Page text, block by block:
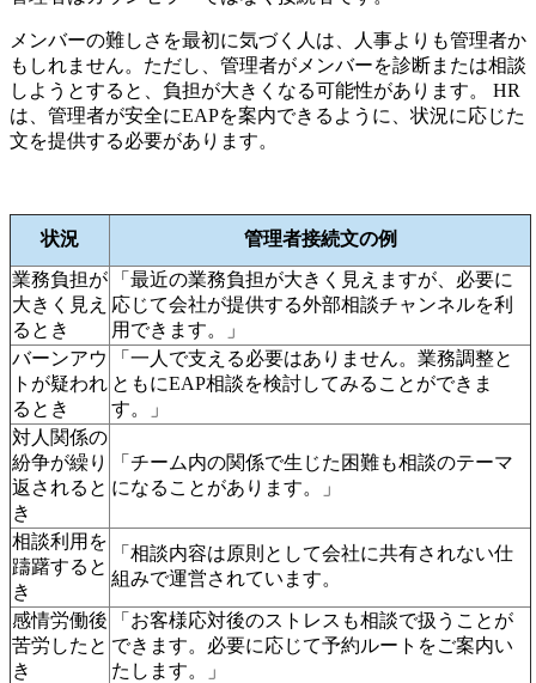
メンバーの難しさを最初に気づく人は、人事よりも管理者か
もしれません。ただし、管理者がメンバーを診断または相談
しようとすると、負担が大きくなる可能性があります。 HR
は、管理者が安全にEAPを案内できるように、状況に応じた
文を提供する必要があります。
状況
管理者接続文の例
業務負担が
大きく見え
るとき
「最近の業務負担が大きく見えますが、必要に
応じて会社が提供する外部相談チャンネルを利
用できます。」
バーンアウ
トが疑われ
るとき
「一人で支える必要はありません。業務調整と
ともにEAP相談を検討してみることができま
す。」
対人関係の
紛争が繰り
返されると
き
「チーム内の関係で生じた困難も相談のテーマ
になることがあります。」
相談利用を
躊躇すると
き
「相談内容は原則として会社に共有されない仕
組みで運営されています。
感情労働後
苦労したと
き
「お客様応対後のストレスも相談で扱うことが
できます。必要に応じて予約ルートをご案内い
たします。」